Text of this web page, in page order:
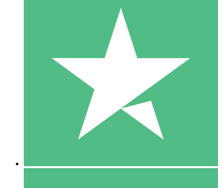
Individuelle Credit-Pakete
Zahlen Sie nach Bedarf mit Download-Credits. Keine
monatliche Verpflichtung erforderlich.
10 00